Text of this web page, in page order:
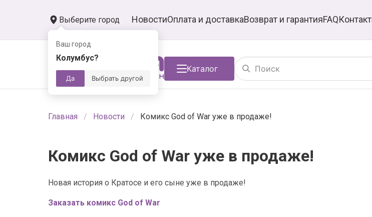
Выберите город
Ваш город
Колумбус?
Да Выбрать другой
НовостиОплата и доставкаВозврат и гарантияFAQ
Каталог
Главная Новости Комикс God of War уже в продаже!
Комикс God of War уже в продаже!
Новая история о Кратосе и его сыне уже в продаже!
Заказать комикс God of War